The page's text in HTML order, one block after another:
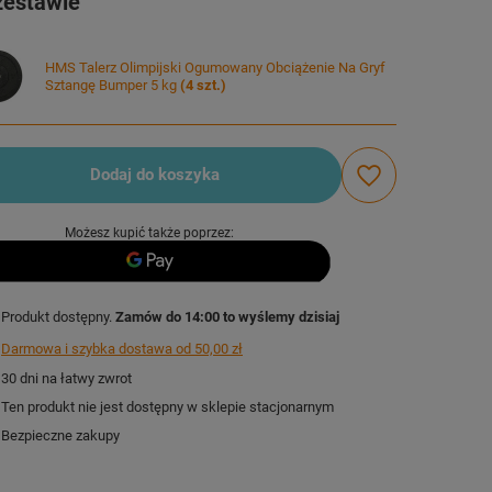
HMS Talerz Olimpijski Ogumowany Obciążenie Na Gryf
Sztangę Bumper 5 kg (4 szt.)
Dodaj do koszyka
Możesz kupić także poprzez:
Produkt dostępny Zamów do 14:00 to wyślemy dzisiaj
Darmowa i szybka dostawa od 50,00 zł
30 dni na łatwy zwrot
Ten produkt nie jest dostępny w sklepie stacjonarnym
Bezpieczne zakupy